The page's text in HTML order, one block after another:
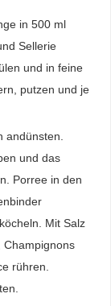
in 500 ml
Sellerie
und in feine
putzen und je
andünsten.
und das
Porree in den
Mit Salz
Champignons
rühren.